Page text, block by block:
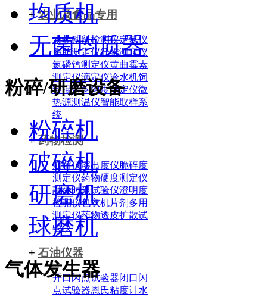
+农业及食品专用
农药残留检测仪定氮仪
脂肪测定仪纤维测定仪
氮磷钙测定仪黄曲霉素
测定仪滴定仪冷水机饲
料混合均匀度测定仪微
热源测温仪智能取样系
统
+药物检测
崩解仪溶出度仪脆碎度
测定仪药物硬度测定仪
融变时限试验仪澄明度
检测仪包衣机片剂多用
测定仪药物透皮扩散试
验仪
+ 石油仪器
开口闪点试验器闭口闪
点试验器恩氏粘度计水
均质机
无菌均质器
粉碎/研磨设备
粉碎机
破碎机
研磨机
球磨机
气体发生器